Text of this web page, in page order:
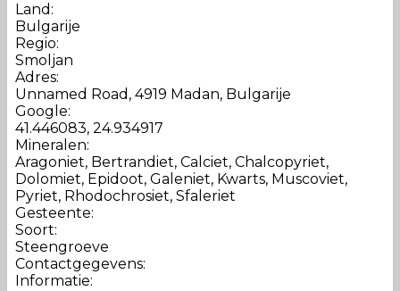
Land:
Bulgarije
Regio:
Smoljan
Adres:
Unnamed Road, 4919 Madan, Bulgarije
Google:
41.446083, 24.934917
Mineralen:
Aragoniet, Bertrandiet, Calciet, Chalcopyriet,
Dolomiet, Epidoot, Galeniet, Kwarts, Muscoviet,
Pyriet, Rhodochrosiet, Sfaleriet
Gesteente:
Soort:
Steengroeve
Contactgegevens:
Informatie: